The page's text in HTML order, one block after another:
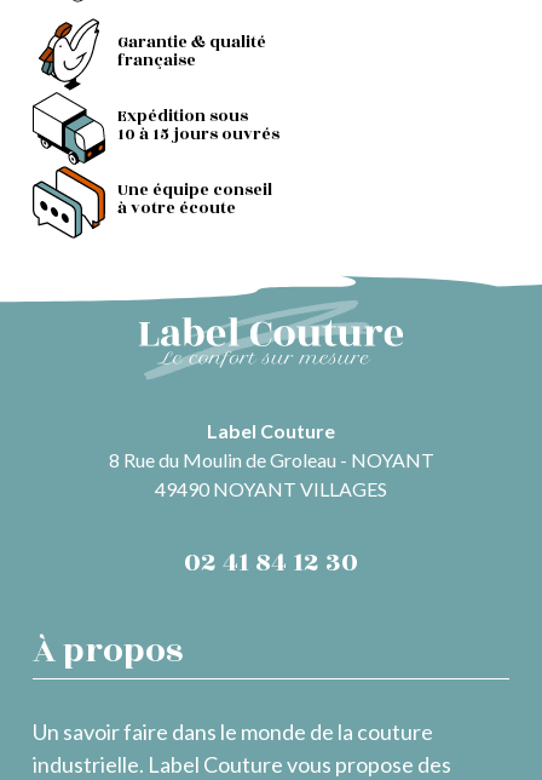
Garantie & qualité
française
Expédition sous
10 à 15 jours ouvrés
Une équipe conseil
à votre écoute
Label Couture
8 Rue du Moulin de Groleau - NOYANT
49490 NOYANT VILLAGES
02 41 84 12 30
À propos
Un savoir faire dans le monde de la couture
industrielle. Label Couture vous propose des